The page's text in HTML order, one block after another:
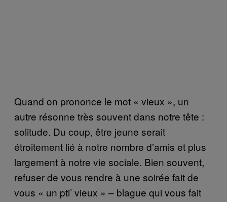
Quand on prononce le mot « vieux », un
autre résonne très souvent dans notre tête :
solitude. Du coup, être jeune serait
étroitement lié à notre nombre d’amis et plus
largement à notre vie sociale. Bien souvent,
refuser de vous rendre à une soirée fait de
vous « un pti’ vieux » – blague qui vous fait